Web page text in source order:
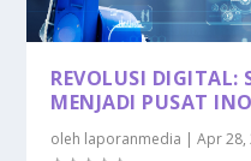
REVOLUSI DIGITAL:
MENJADI PUSAT
oleh laporanmedia |Apr 28,